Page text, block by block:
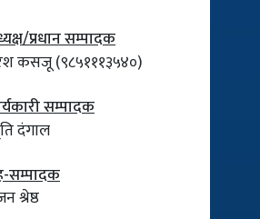
प्रधान सम्पादक
कसजू (९८५१११३५४०)
सम्पादक
दंगाल
सम्पादक
श्रेष्ठ